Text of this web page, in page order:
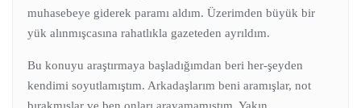
muhasebeye giderek paramı aldım. Üzerimden büyük bir
yük alınmışcasına rahatlıkla gazeteden ayrıldım.
Bu konuyu araştırmaya başladığımdan beri her-şeyden
kendimi soyutlamıştım. Arkadaşlarım beni aramışlar, not